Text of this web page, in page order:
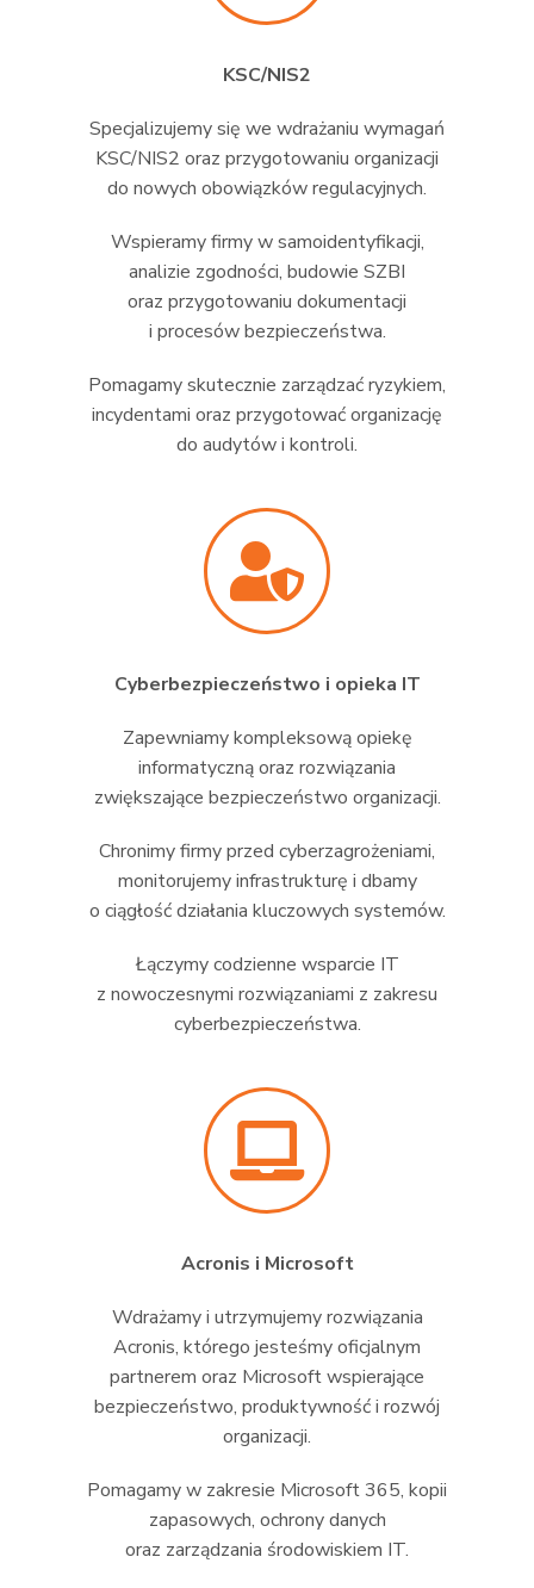
KSC/NIS2
Specjalizujemy się we wdrażaniu wymagań
KSC/NIS2 oraz przygotowaniu organizacji
do nowych obowiązków regulacyjnych.
Wspieramy firmy w samoidentyfikacji,
analizie zgodności, budowie SZBI
oraz przygotowaniu dokumentacji
i procesów bezpieczeństwa.
Pomagamy skutecznie zarządzać ryzykiem,
incydentami oraz przygotować organizację
do audytów i kontroli.
Cyberbezpieczeństwo i opieka IT
Zapewniamy kompleksową opiekę
informatyczną oraz rozwiązania
zwiększające bezpieczeństwo organizacji.
Chronimy firmy przed cyberzagrożeniami,
monitorujemy infrastrukturę i dbamy
o ciągłość działania kluczowych systemów.
Łączymy codzienne wsparcie IT
z nowoczesnymi rozwiązaniami z zakresu
cyberbezpieczeństwa.
Acronis i Microsoft
Wdrażamy i utrzymujemy rozwiązania
Acronis, którego jesteśmy oficjalnym
partnerem oraz Microsoft wspierające
bezpieczeństwo, produktywność i rozwój
organizacji.
Pomagamy w zakresie Microsoft 365, kopii
zapasowych, ochrony danych
oraz zarządzania środowiskiem IT.